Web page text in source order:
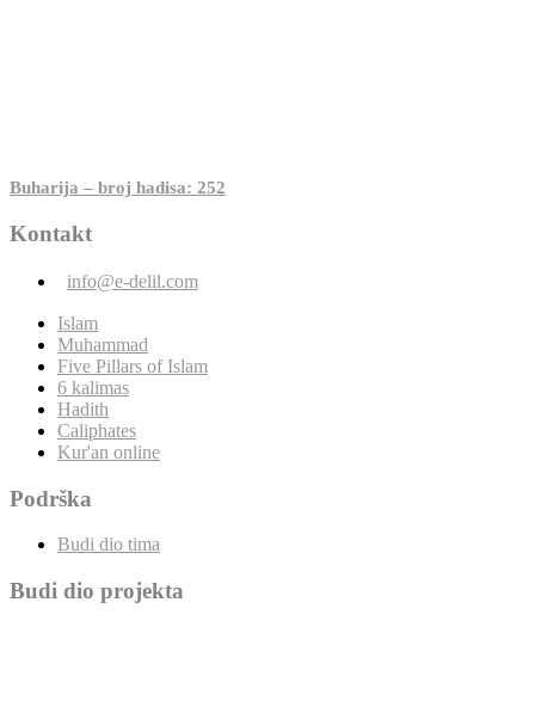
Buharija – broj hadisa: 252
Kontakt
info@e-delil.com
Islam
Muhammad
Five Pillars of Islam
6 kalimas
Hadith
Caliphates
Kur'an online
Podrška
Budi dio tima
Budi dio projekta